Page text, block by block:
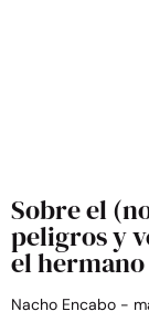
Sobre el
peligros y
el
Nacho Encabo